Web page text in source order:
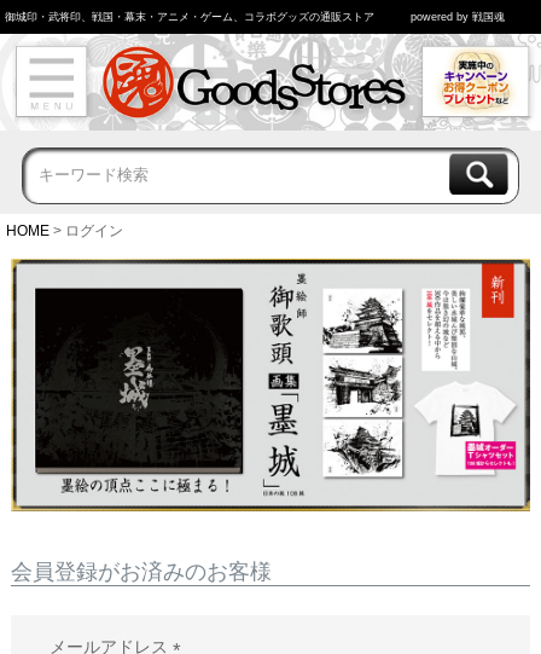
御城印・武将印、戦国・幕末・アニメ・ゲーム、コラボグッズの通販ストア powered by 戦国魂
HOME ログイン
会員登録がお済みのお客様
メールアドレス